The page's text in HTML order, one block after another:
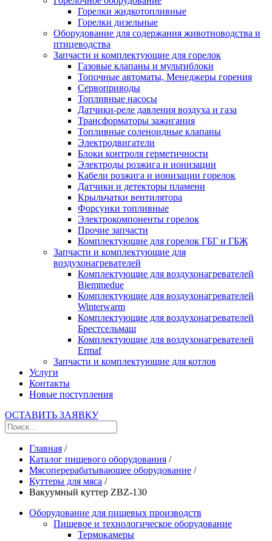
Горелки жидкотопливные
Горелки дизельные
Оборудование для содержания животноводства и
птицеводства
Запчасти и комплектующие для горелок
Газовые клапаны и мультиблоки
Топочные автоматы, Менеджеры горения
Сервоприводы
Топливные насосы
Датчики-реле давления воздуха и газа
Трансформаторы зажигания
Топливные соленоидные клапаны
Электродвигатели
Блоки контроля герметичности
Электроды розжига и ионизации
Кабели розжига и ионизации горелок
Датчики и детекторы пламени
Крыльчатки вентилятора
Форсунки топливные
Электрокомпоненты горелок
Прочие запчасти
Комплектующие для горелок ГБГ и ГБЖ
Запчасти и комплектующие для
воздухонагревателей
Комплектующие для воздухонагревателей
Biemmedue
Комплектующие для воздухонагревателей
Winterwarm
Комплектующие для воздухонагревателей
Брестсельмаш
Комплектующие для воздухонагревателей
Ermaf
Запчасти и комплектующие для котлов
Услуги
Контакты
Новые поступления
ОСТАВИТЬ ЗАЯВКУ
Главная /
Каталог пищевого оборудования /
Мясоперерабатывающее оборудование /
Куттеры для мяса /
Вакуумный куттер ZBZ-130
Оборудование для пищевых производств
Пищевое и технологическое оборудование
Термокамеры